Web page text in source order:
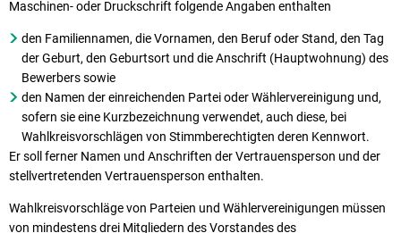
Maschinen- oder Druckschrift folgende Angaben enthalten
den Familiennamen, die Vornamen, den Beruf oder Stand, den Tag
der Geburt, den Geburtsort und die Anschrift (Hauptwohnung) des
Bewerbers sowie
den Namen der einreichenden Partei oder Wählervereinigung und,
sofern sie eine Kurzbezeichnung verwendet, auch diese, bei
Wahlkreisvorschlägen von Stimmberechtigten deren Kennwort.
Er soll ferner Namen und Anschriften der Vertrauensperson und der
stellvertretenden Vertrauensperson enthalten.
Wahlkreisvorschläge von Parteien und Wählervereinigungen müssen
von mindestens drei Mitgliedern des Vorstandes des